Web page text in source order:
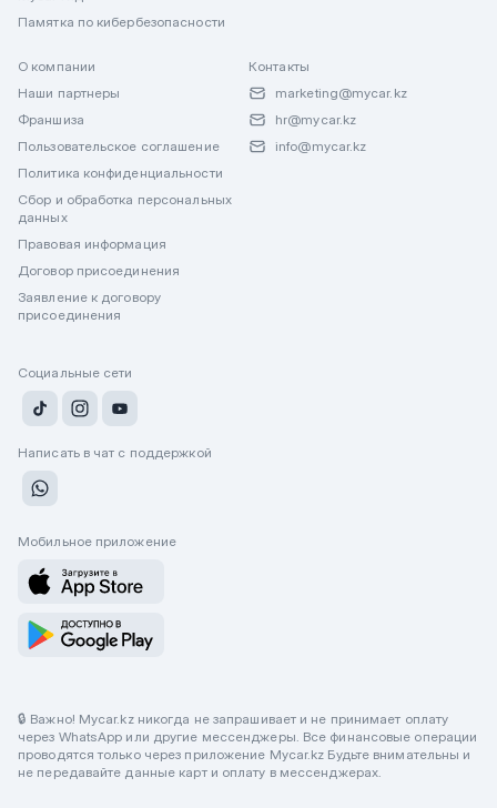
Памятка по кибербезопасности
О компании
Наши партнеры
Франшиза
Пользовательское соглашение
Политика конфиденциальности
Сбор и обработка персональных
данных
Правовая информация
Договор присоединения
Заявление к договору
присоединения
Контакты
marketing@mycar.kz
hr@mycar.kz
info@mycar.kz
Социальные сети
Написать в чат с поддержкой
Мобильное приложение
🔒 Важно! Mycar.kz никогда не запрашивает и не принимает оплату
через WhatsApp или другие мессенджеры. Все финансовые операции
проводятся только через приложение Mycar.kz Будьте внимательны и
не передавайте данные карт и оплату в мессенджерах.